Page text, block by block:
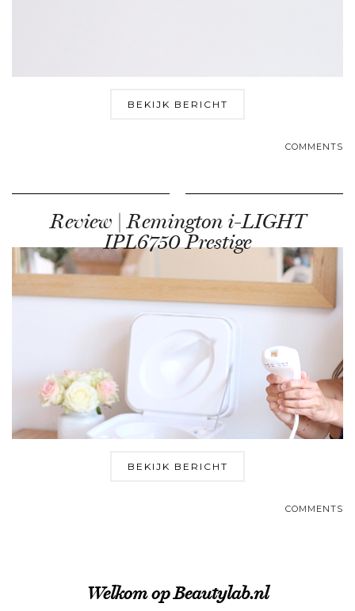
BEKIJK BERICHT
COMMENTS
Review | Remington i-LIGHT
IPL6750 Prestige
BEKIJK BERICHT
COMMENTS
Welkom op Beautylab.nl